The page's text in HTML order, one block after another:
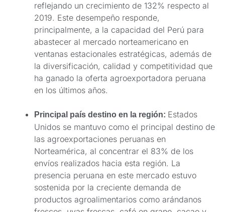
reflejando un crecimiento de 132% respecto al
2019. Este desempeño responde,
principalmente, a la capacidad del Perú para
abastecer al mercado norteamericano en
ventanas estacionales estratégicas, además de
la diversificación, calidad y competitividad que
ha ganado la oferta agroexportadora peruana
en los últimos años.
Principal país destino en la región: Estados
Unidos se mantuvo como el principal destino de
las agroexportaciones peruanas en
Norteamérica, al concentrar el 83% de los
envíos realizados hacia esta región. La
presencia peruana en este mercado estuvo
sostenida por la creciente demanda de
productos agroalimentarios como arándanos